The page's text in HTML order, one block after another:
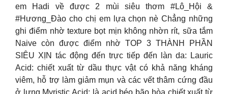
em Hadi về được 2 mùi siêu thơm #Lô_Hội &
#Hương_Đào cho chị em lựa chọn nè Chẳng những
ghi điểm nhờ texture bọt mịn không nhờn rít, sữa tắm
Naive còn được điểm nhờ TOP 3 THÀNH PHẦN
SIÊU XỊN tác động đến trực tiếp đến làn da: Lauric
Acid: chiết xuất từ dầu thực vật có khả năng kháng
viêm, hỗ trợ làm giảm mụn và các vết thâm cứng đầu
ở lưng Myristic Acid: là acid béo bão hòa chiết xuất từ